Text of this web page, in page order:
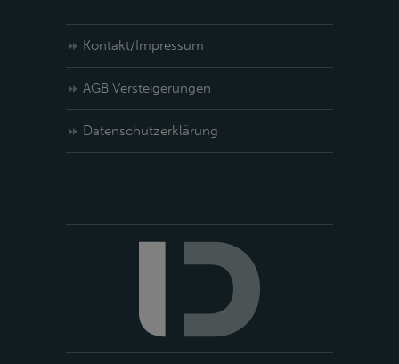
Kontakt/Impressum
AGB Versteigerungen
Datenschutzerklärung